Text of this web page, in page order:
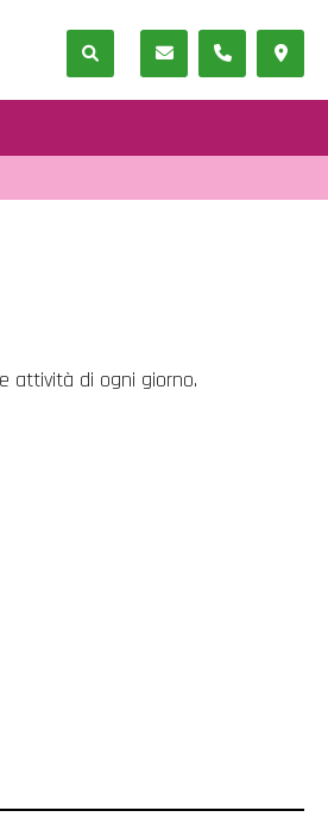
attività di ogni giorno.